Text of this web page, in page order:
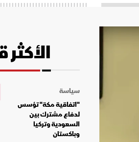
الأكثر
سياسة
"اتفاقية مكة" تؤسس
لدفاع مشترك بين
السعودية وتركيا
وباكستان